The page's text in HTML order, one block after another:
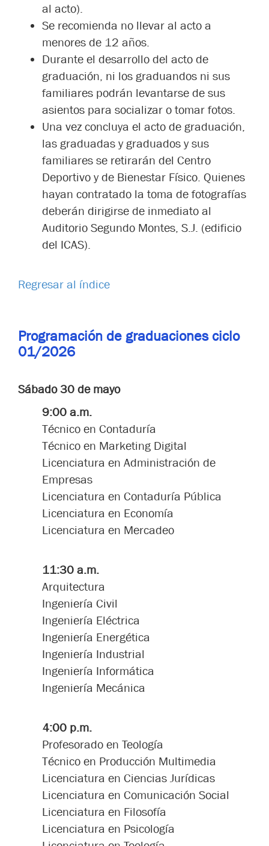
al acto).
Se recomienda no llevar al acto a
menores de 12 años.
Durante el desarrollo del acto de
graduación, ni los graduandos ni sus
familiares podrán levantarse de sus
asientos para socializar o tomar fotos.
Una vez concluya el acto de graduación,
las graduadas y graduados y sus
familiares se retirarán del Centro
Deportivo y de Bienestar Físico. Quienes
hayan contratado la toma de fotografías
deberán dirigirse de inmediato al
Auditorio Segundo Montes, S.J. (edificio
del ICAS).
Regresar al índice
Programación de graduaciones ciclo
01/2026
Sábado 30 de mayo
9:00 a.m.
Técnico en Contaduría
Técnico en Marketing Digital
Licenciatura en Administración de
Empresas
Licenciatura en Contaduría Pública
Licenciatura en Economía
Licenciatura en Mercadeo
11:30 a.m.
Arquitectura
Ingeniería Civil
Ingeniería Eléctrica
Ingeniería Energética
Ingeniería Industrial
Ingeniería Informática
Ingeniería Mecánica
4:00 p.m.
Profesorado en Teología
Técnico en Producción Multimedia
Licenciatura en Ciencias Jurídicas
Licenciatura en Comunicación Social
Licenciatura en Filosofía
Licenciatura en Psicología